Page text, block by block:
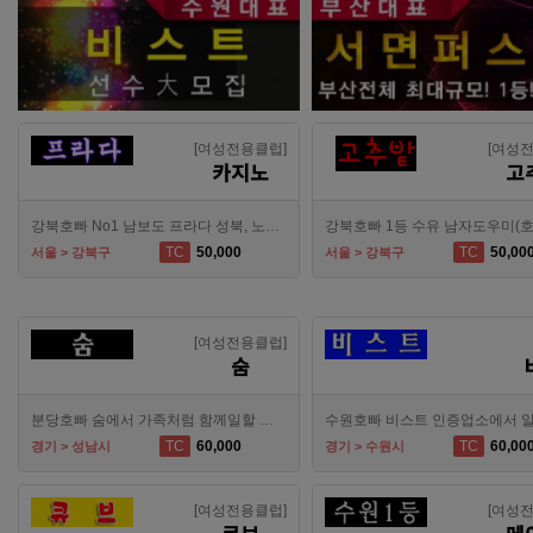
[여성전용클럽]
카지노
강북호빠 No1 남보도 프라다 성북, 노원, 강북, 수유 원콜
서울 > 강북구 TC 50,000
[여성
고
서울 > 강북구 TC
[여성전용클럽]
숨
분당호빠 숨에서 가족처럼 함께일할 알바 분들을 모십니다.
경기 > 성남시 TC 60,000 경기 > 수원시 TC
[여성전용클럽] [여성